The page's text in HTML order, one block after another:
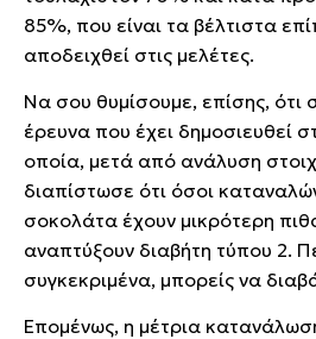
85%, που είναι τα βέλτιστα
αποδειχθεί στις μελέτες.
Να σου θυμίσουμε, επίσης, ότι
έρευνα που έχει δημοσιευθεί
οποία, μετά από ανάλυση
διαπίστωσε ότι όσοι
σοκολάτα έχουν μικρότερη
αναπτύξουν διαβήτη τύπου 2.
συγκεκριμένα, μπορείς να
Επομένως, η μέτρια